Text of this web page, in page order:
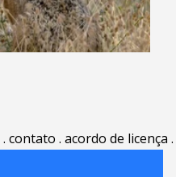
. contato . acordo de licença .